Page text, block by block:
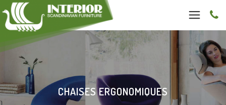
CHAISES ERGONOMIQUES